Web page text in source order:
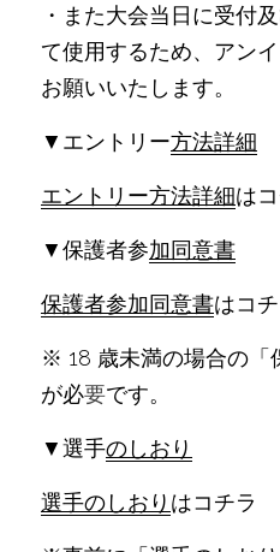
・また大会当日に受付
て使用するため、アン
お願いいたします。
▼エントリー方法詳細
エントリー方法詳細は
▼保護者参加同意書
保護者参加同意書はコ
※ 18 歳未満の場合の「
が必要です。
▼選手のしおり
選手のしおり はコチラ